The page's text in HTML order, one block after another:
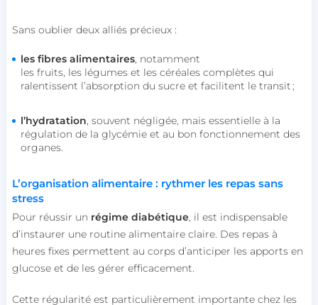
Sans oublier deux alliés précieux :
les fibres alimentaires, notamment
les fruits, les légumes et les céréales complètes qui
ralentissent l’absorption du sucre et facilitent le transit ;
l’hydratation, souvent négligée, mais essentielle à la
régulation de la glycémie et au bon fonctionnement des
organes.
L’organisation alimentaire : rythmer les repas sans
stress
Pour réussir un régime diabétique, il est indispensable
d’instaurer une routine alimentaire claire. Des repas à
heures fixes permettent au corps d’anticiper les apports en
glucose et de les gérer efficacement.
Cette régularité est particulièrement importante chez les